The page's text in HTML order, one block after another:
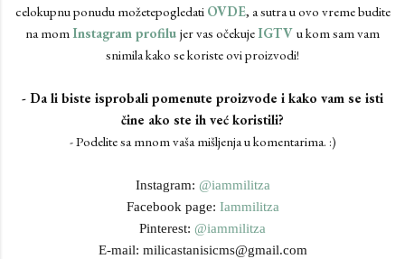
celokupnu ponudu možetepogledati OVDE, a sutra u ovo vreme budite
na mom Instagram profilu jer vas očekuje IGTV u kom sam vam
snimila kako se koriste ovi proizvodi!
- Da li biste isprobali pomenute proizvode i kako vam se isti
čine ako ste ih već koristili?
- Podelite sa mnom vaša mišljenja u komentarima. :)
Instagram: @iammilitza
Facebook page: Iammilitza
Pinterest: @iammilitza
E-mail: milicastanisicms@gmail.com